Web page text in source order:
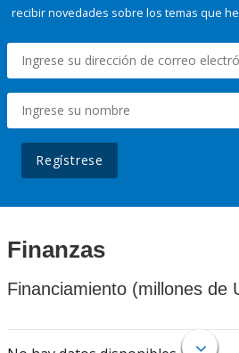
recibir novedades sobre los temas que
Regístrese
Finanzas
Financiamiento (millones de